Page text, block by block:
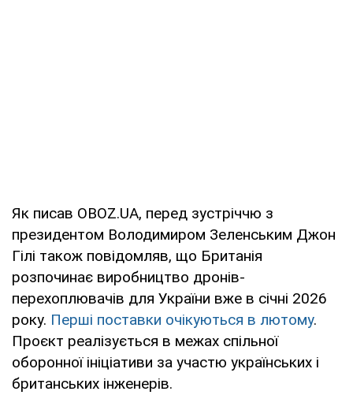
Як писав OBOZ.UA, перед зустріччю з
президентом Володимиром Зеленським Джон
Гілі також повідомляв, що Британія
розпочинає виробництво дронів-
перехоплювачів для України вже в січні 2026
року. Перші поставки очікуються в лютому.
Проєкт реалізується в межах спільної
оборонної ініціативи за участю українських і
британських інженерів.